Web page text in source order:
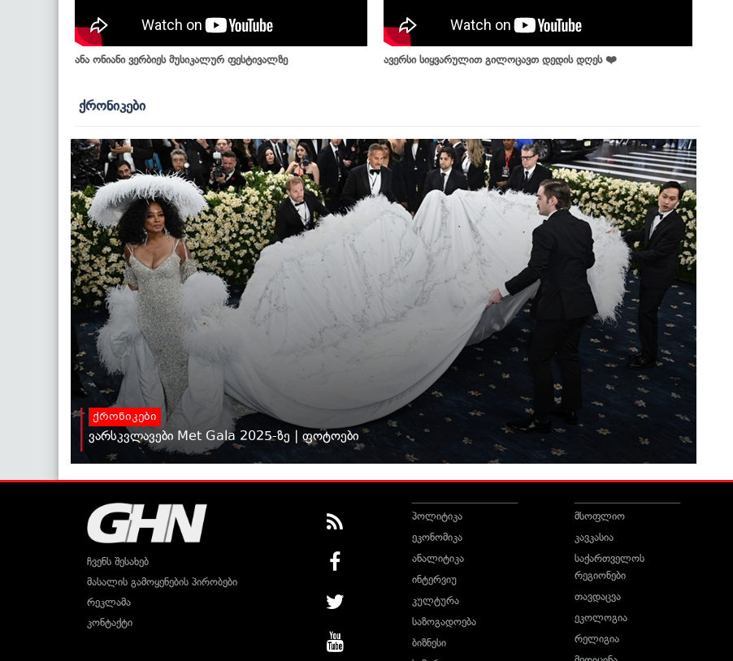
ანა ონიანი ვერბიეს მუსიკალურ ფესტივალზე ავერსი სიყვარულით გილოცავთ დედის დღეს ❤️
ქრონიკები
ქრონიკები
ვარსკვლავები Met Gala 2025-ზე | ფოტოები
ჩვენს შესახებ
მასალის გამოყენების პირობები
რეკლამა
კონტაქტი
პოლიტიკა
ეკონომიკა
ანალიტიკა
ინტერვიუ
კულტურა
საზოგადოება
ბიზნესი
მსოფლიო
კავკასია
საქართველოს
რეგიონები
თავდაცვა
ეკოლოგია
რელიგია